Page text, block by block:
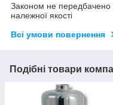
Законом не передбачено
належної якості
Всі умови повернення
Подібні товари